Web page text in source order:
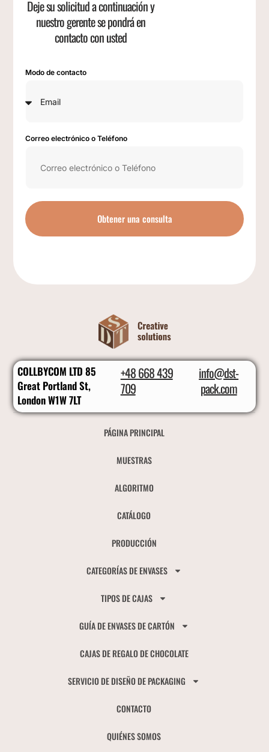
Deje su solicitud a continuación y
nuestro gerente se pondrá en
contacto con usted
Modo de contacto
Correo electrónico o Teléfono
Obtener una consulta
COLLBYCOM LTD 85
Great Portland St,
London W1W 7LT
+48 668 439
709
info@dst-
pack.com
PÁGINA PRINCIPAL
MUESTRAS
ALGORITMO
CATÁLOGO
PRODUCCIÓN
CATEGORÍAS DE ENVASES
TIPOS DE CAJAS
GUÍA DE ENVASES DE CARTÓN
CAJAS DE REGALO DE CHOCOLATE
SERVICIO DE DISEÑO DE PACKAGING
CONTACTO
QUIÉNES SOMOS